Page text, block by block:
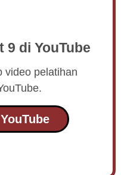
9 di YouTube
video pelatihan